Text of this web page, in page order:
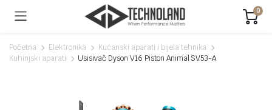
0
Početna Elektronika
Kućanski aparati i bijela tehnika
Kuhinjski aparati
Usisivač Dyson V16 Piston Animal SV53-A